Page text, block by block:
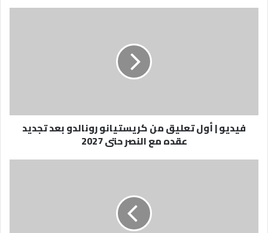
تجديد
عقدهفيديو | أول تعليق من كريستيانو رونالدو بعد تجديد
عقده مع النصر حتى 2027